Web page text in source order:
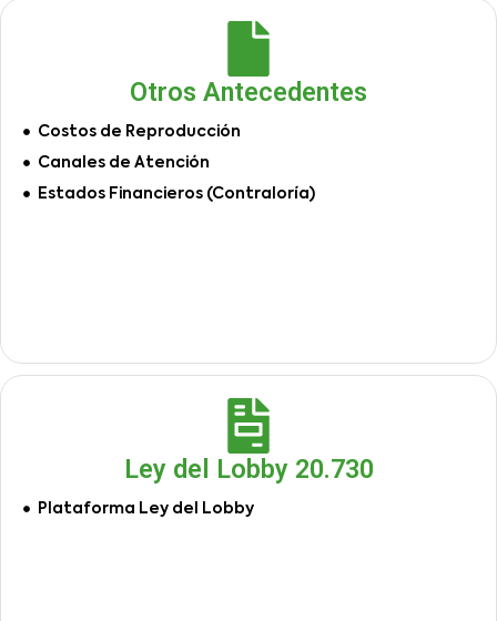
Otros Antecedentes
Costos de Reproducción
Canales de Atención
Estados Financieros (Contraloría)
Ley del Lobby 20.730
Plataforma Ley del Lobby